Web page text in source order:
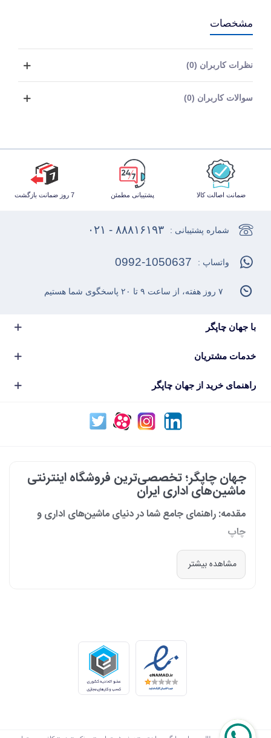
مشخصات
نظرات کاربران (0)
سوالات کاربران (0)
ضمانت اصالت کالا پشتیبانی مطمئن 7 روز ضمانت بازگشت
با جهان چاپگر
خدمات مشتریان
راهنمای خرید از جهان چاپگر
شماره پشتیبانی : ۸۸۸۱۶۱۹۳ - ۰۲۱
واتساپ : 0992-1050637
۷ روز هفته، از ساعت ۹ تا ۲۰ پاسخگوی شما هستیم
جهان چاپگر؛ تخصصی‌ترین فروشگاه اینترنتی
ماشین‌های اداری ایران
مقدمه: راهنمای جامع شما در دنیای ماشین‌های اداری و
چاپ
در دنیای پرشتاب امروز که کسب‌وکارها و سازمان‌ها برای افزایش بهره‌وری خود به
فناوری‌های نوین وابسته‌اند، دسترسی به ابزارهای کارآمد و قابل اعتماد یک
ما، ارائه راهکارهای جامع، از مشاوره پیش از خرید تا پشتیبانی پس از فروش،
برای سازمان‌ها، شرکت‌ها و کاربران خانگی است.
طیف کاملی از محصولات برای هر نیازی
ما در جهان چاپگر، مجموعه‌ای گسترده از برترین برندهای جهانی را گرد هم
بهره‌وری و کیفیت را برای شما به ارمغان می‌آورند:
مشاهده بیشتر